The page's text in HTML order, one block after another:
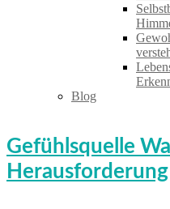
Blog
Gefühlsquelle
Herausforderung